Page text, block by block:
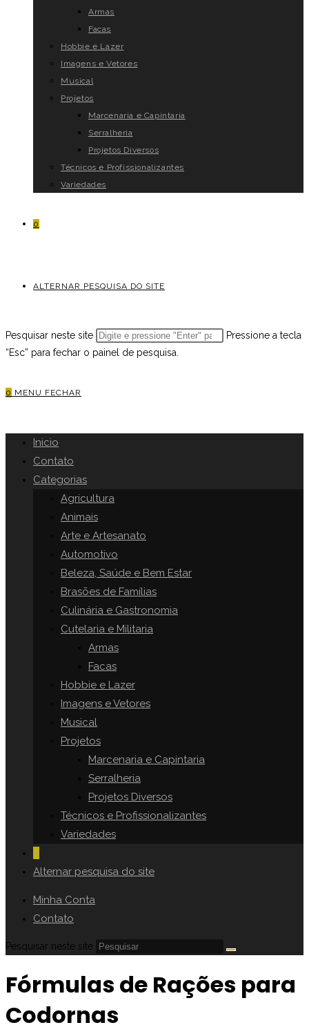
Armas
Facas
Hobbie e Lazer
Imagens e Vetores
Musical
Projetos
Marcenaria e Capintaria
Serralheria
Projetos Diversos
Técnicos e Profissionalizantes
Variedades
0
ALTERNAR PESQUISA DO SITE
Pesquisar neste site
Pressione a tecla
“Esc” para fechar o painel de pesquisa.
0 MENU FECHAR
Inicio
Contato
Categorias
Agricultura
Animais
Arte e Artesanato
Automotivo
Beleza, Saúde e Bem Estar
Brasões de Famílias
Culinária e Gastronomia
Cutelaria e Militaria
Armas
Facas
Hobbie e Lazer
Imagens e Vetores
Musical
Projetos
Marcenaria e Capintaria
Serralheria
Projetos Diversos
Técnicos e Profissionalizantes
Variedades
0
Alternar pesquisa do site
Minha Conta
Contato
Pesquisar neste site
Fórmulas de Rações para
Codornas